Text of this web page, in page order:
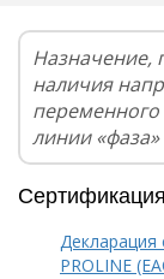
Назначение,
наличия
линии «фаза»
Сертификация
PROLINE